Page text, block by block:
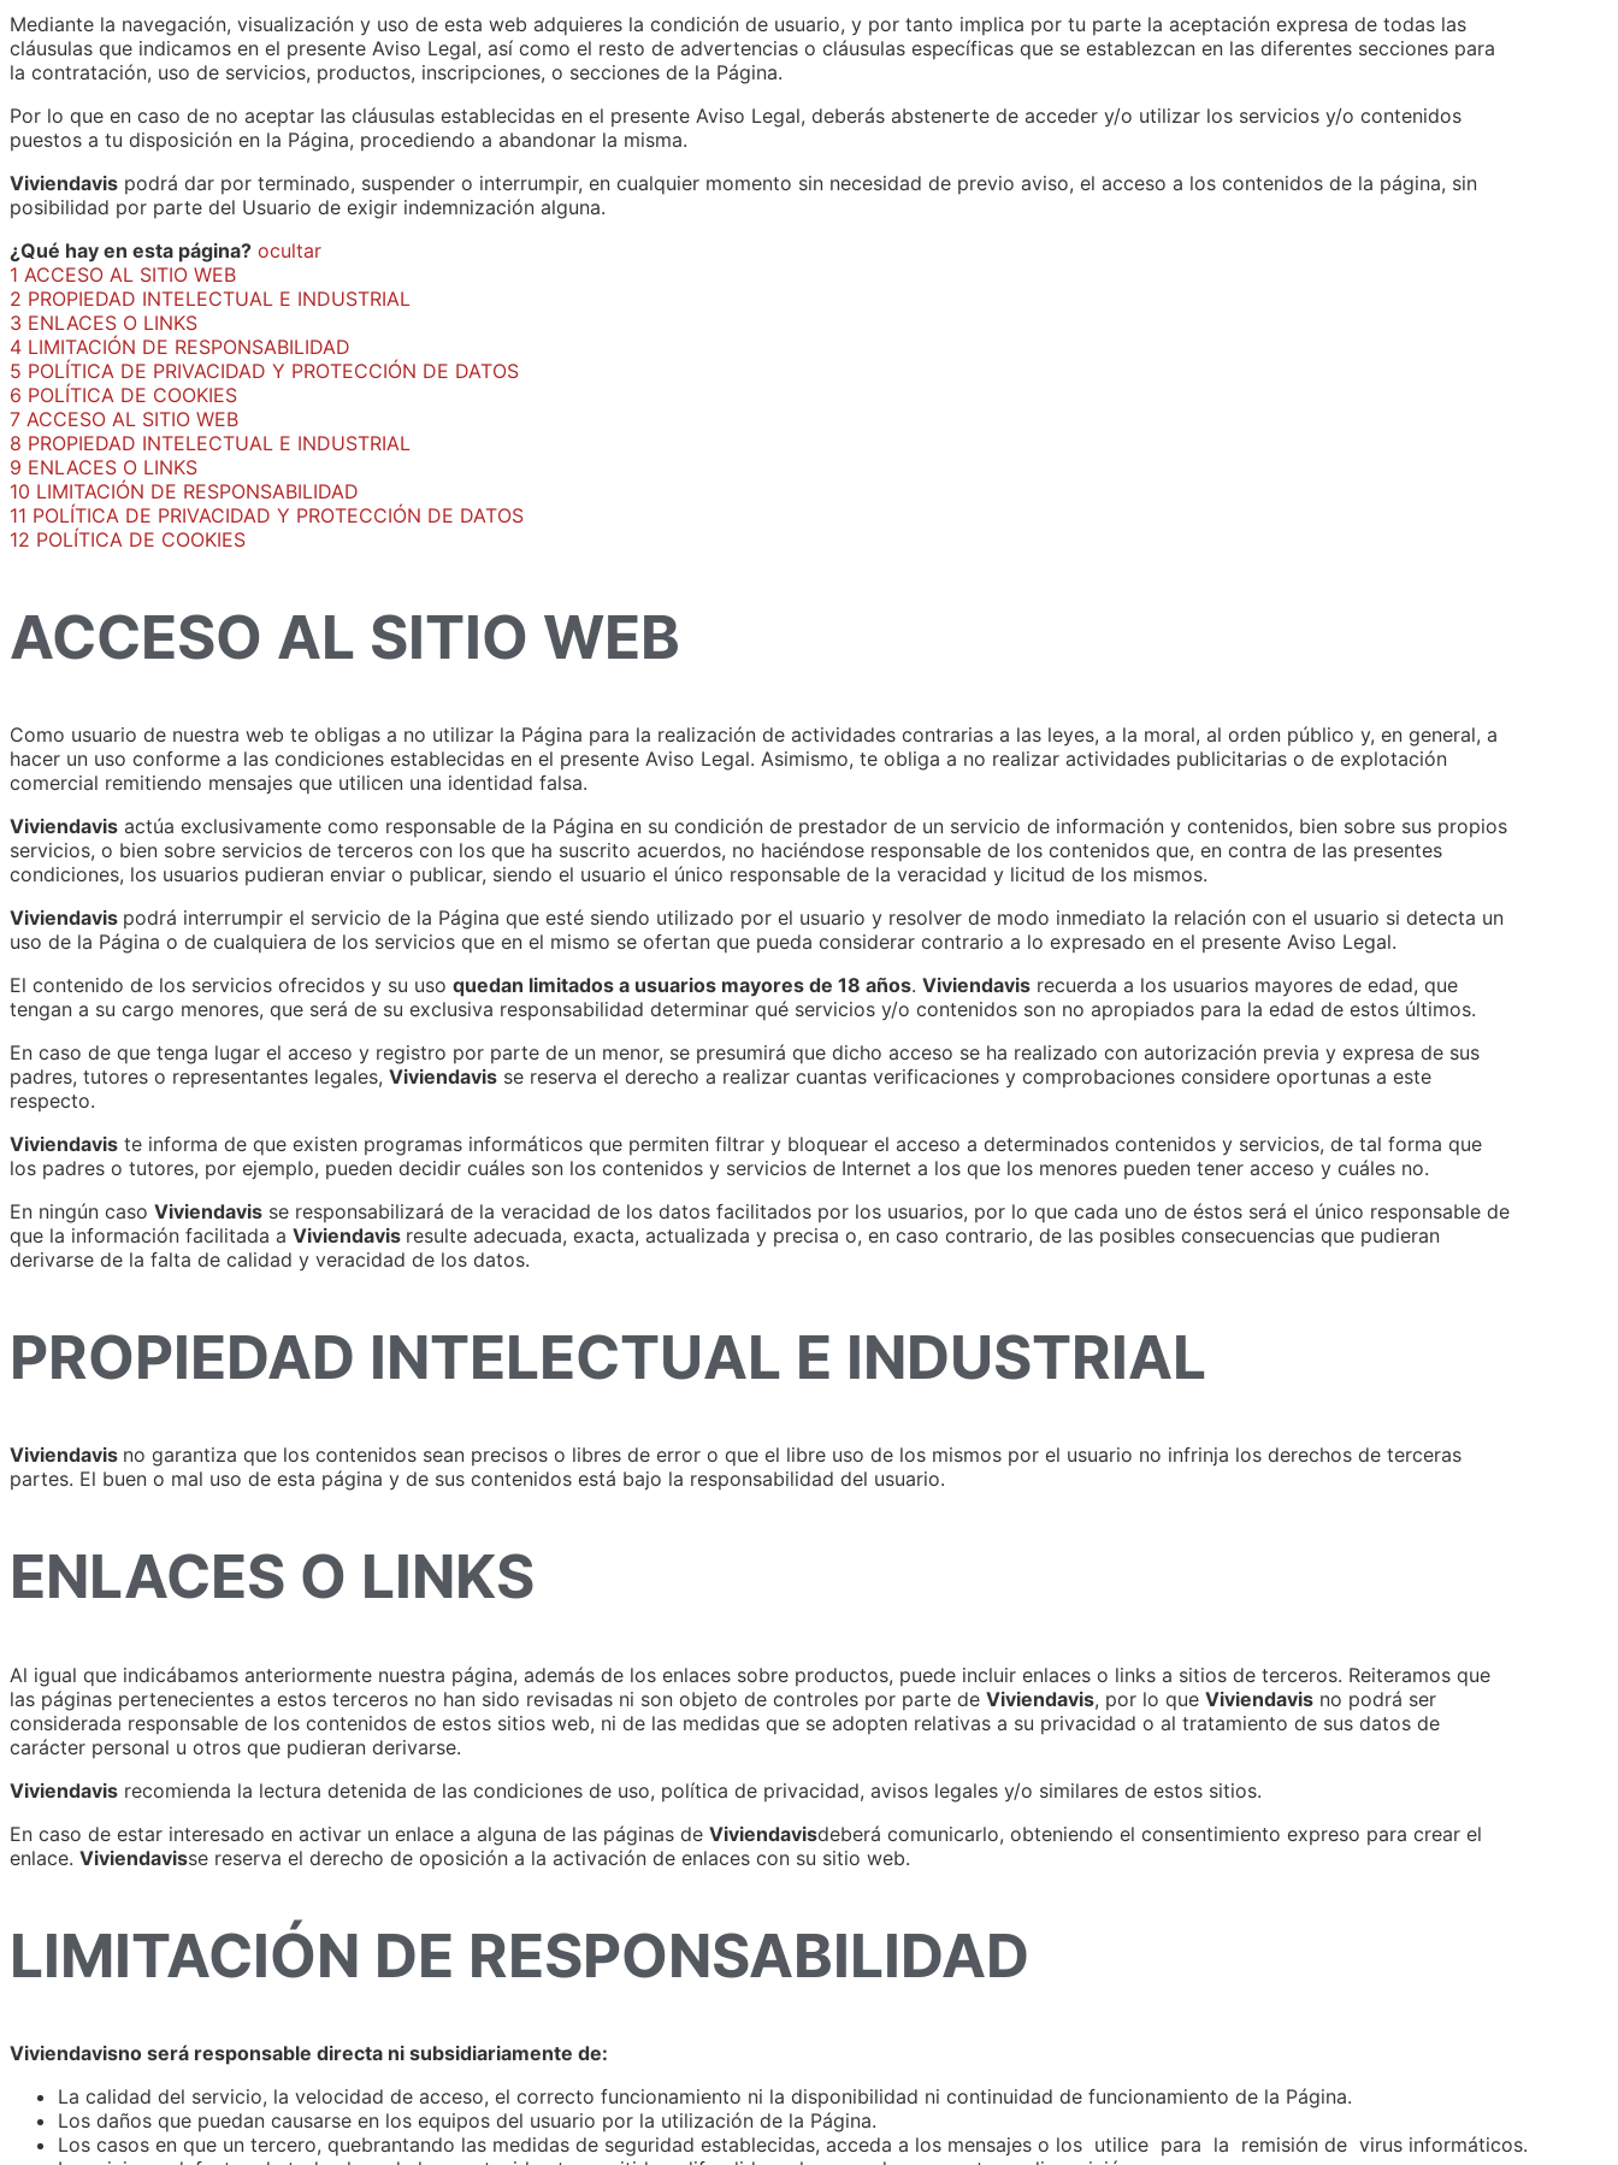
Mediante la navegación, visualización y uso de esta web adquieres la condición de usuario, y por tanto implica por tu parte la aceptación expresa de todas las
cláusulas que indicamos en el presente Aviso Legal, así como el resto de advertencias o cláusulas específicas que se establezcan en las diferentes secciones para
la contratación, uso de servicios, productos, inscripciones, o secciones de la Página.
Por lo que en caso de no aceptar las cláusulas establecidas en el presente Aviso Legal, deberás abstenerte de acceder y/o utilizar los servicios y/o contenidos
puestos a tu disposición en la Página, procediendo a abandonar la misma.
Viviendavis podrá dar por terminado, suspender o interrumpir, en cualquier momento sin necesidad de previo aviso, el acceso a los contenidos de la página, sin
posibilidad por parte del Usuario de exigir indemnización alguna.
¿Qué hay en esta página? ocultar
1 ACCESO AL SITIO WEB
2 PROPIEDAD INTELECTUAL E INDUSTRIAL
3 ENLACES O LINKS
4 LIMITACIÓN DE RESPONSABILIDAD
5 POLÍTICA DE PRIVACIDAD Y PROTECCIÓN DE DATOS
6 POLÍTICA DE COOKIES
7 ACCESO AL SITIO WEB
8 PROPIEDAD INTELECTUAL E INDUSTRIAL
9 ENLACES O LINKS
10 LIMITACIÓN DE RESPONSABILIDAD
11 POLÍTICA DE PRIVACIDAD Y PROTECCIÓN DE DATOS
12 POLÍTICA DE COOKIES
ACCESO AL SITIO WEB
Como usuario de nuestra web te obligas a no utilizar la Página para la realización de actividades contrarias a las leyes, a la moral, al orden público y, en general, a
hacer un uso conforme a las condiciones establecidas en el presente Aviso Legal. Asimismo, te obliga a no realizar actividades publicitarias o de explotación
comercial remitiendo mensajes que utilicen una identidad falsa.
Viviendavis actúa exclusivamente como responsable de la Página en su condición de prestador de un servicio de información y contenidos, bien sobre sus propios
servicios, o bien sobre servicios de terceros con los que ha suscrito acuerdos, no haciéndose responsable de los contenidos que, en contra de las presentes
condiciones, los usuarios pudieran enviar o publicar, siendo el usuario el único responsable de la veracidad y licitud de los mismos.
Viviendavis podrá interrumpir el servicio de la Página que esté siendo utilizado por el usuario y resolver de modo inmediato la relación con el usuario si detecta un
uso de la Página o de cualquiera de los servicios que en el mismo se ofertan que pueda considerar contrario a lo expresado en el presente Aviso Legal.
El contenido de los servicios ofrecidos y su uso quedan limitados a usuarios mayores de 18 años. Viviendavis recuerda a los usuarios mayores de edad, que
tengan a su cargo menores, que será de su exclusiva responsabilidad determinar qué servicios y/o contenidos son no apropiados para la edad de estos últimos.
En caso de que tenga lugar el acceso y registro por parte de un menor, se presumirá que dicho acceso se ha realizado con autorización previa y expresa de sus
padres, tutores o representantes legales, Viviendavis se reserva el derecho a realizar cuantas verificaciones y comprobaciones considere oportunas a este
respecto.
Viviendavis te informa de que existen programas informáticos que permiten filtrar y bloquear el acceso a determinados contenidos y servicios, de tal forma que
los padres o tutores, por ejemplo, pueden decidir cuáles son los contenidos y servicios de Internet a los que los menores pueden tener acceso y cuáles no.
En ningún caso Viviendavis se responsabilizará de la veracidad de los datos facilitados por los usuarios, por lo que cada uno de éstos será el único responsable de
que la información facilitada a Viviendavis resulte adecuada, exacta, actualizada y precisa o, en caso contrario, de las posibles consecuencias que pudieran
derivarse de la falta de calidad y veracidad de los datos.
PROPIEDAD INTELECTUAL E INDUSTRIAL
Viviendavis no garantiza que los contenidos sean precisos o libres de error o que el libre uso de los mismos por el usuario no infrinja los derechos de terceras
partes. El buen o mal uso de esta página y de sus contenidos está bajo la responsabilidad del usuario.
ENLACES O LINKS
Al igual que indicábamos anteriormente nuestra página, además de los enlaces sobre productos, puede incluir enlaces o links a sitios de terceros. Reiteramos que
las páginas pertenecientes a estos terceros no han sido revisadas ni son objeto de controles por parte de Viviendavis, por lo que Viviendavis no podrá ser
considerada responsable de los contenidos de estos sitios web, ni de las medidas que se adopten relativas a su privacidad o al tratamiento de sus datos de
carácter personal u otros que pudieran derivarse.
Viviendavis recomienda la lectura detenida de las condiciones de uso, política de privacidad, avisos legales y/o similares de estos sitios.
En caso de estar interesado en activar un enlace a alguna de las páginas de Viviendavisdeberá comunicarlo, obteniendo el consentimiento expreso para crear el
enlace. Viviendavisse reserva el derecho de oposición a la activación de enlaces con su sitio web.
LIMITACIÓN DE RESPONSABILIDAD
Viviendavisno será responsable directa ni subsidiariamente de:
La calidad del servicio, la velocidad de acceso, el correcto funcionamiento ni la disponibilidad ni continuidad de funcionamiento de la Página.
Los daños que puedan causarse en los equipos del usuario por la utilización de la Página.
Los casos en que un tercero, quebrantando las medidas de seguridad establecidas, acceda a los mensajes o los utilice para la remisión de virus informáticos.